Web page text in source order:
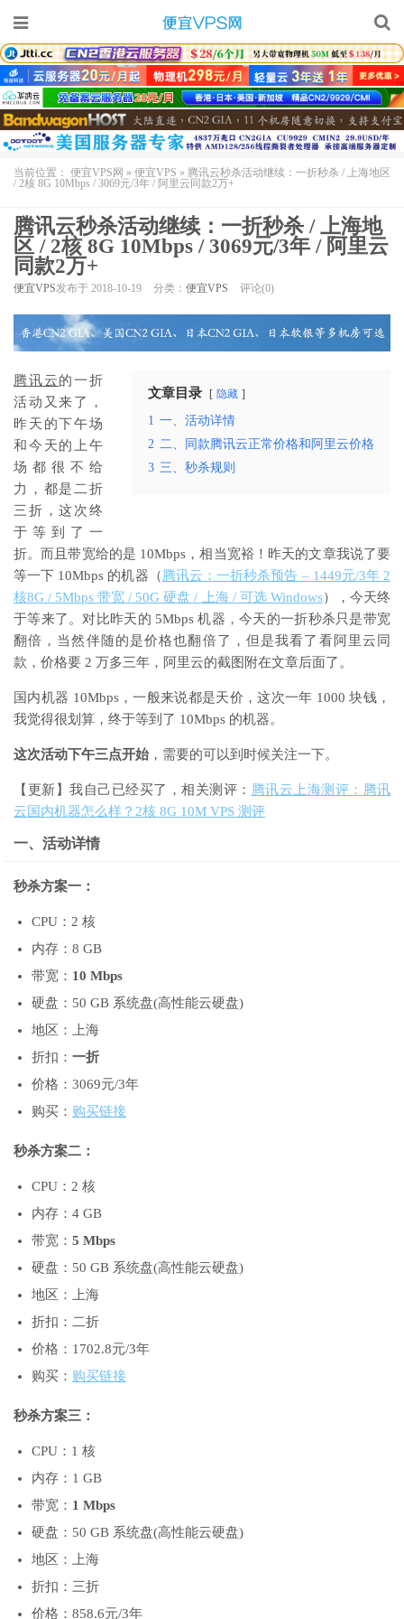
当前位置： 便宜VPS网 » 便宜VPS » 腾讯云秒杀活动继续：一折秒杀 / 上海地区
/ 2核 8G 10Mbps / 3069元/3年 / 阿里云同款2万+
腾讯云秒杀活动继续：一折秒杀 / 上海地
区 / 2核 8G 10Mbps / 3069元/3年 / 阿里云
同款2万+
便宜VPS发布于 2018-10-19 分类： 便宜VPS 评论(0)
文章目录 隐藏
1 一、活动详情
2 二、同款腾讯云正常价格和阿里云价格
3 三、秒杀规则
腾讯云的一折
活动又来了，
昨天的下午场
和今天的上午
场都很不给
力，都是二折
三折，这次终
于等到了一
折。而且带宽给的是 10Mbps，相当宽裕！昨天的文章我说了要
等一下 10Mbps 的机器（ 腾讯云：一折秒杀预告 – 1449元/3年 2
核8G / 5Mbps 带宽 / 50G 硬盘 / 上海 / 可选 Windows），今天终
于等来了。对比昨天的 5Mbps 机器，今天的一折秒杀只是带宽
翻倍，当然伴随的是价格也翻倍了，但是我看了看阿里云同
款，价格要 2 万多三年，阿里云的截图附在文章后面了。
国内机器 10Mbps，一般来说都是天价，这次一年 1000 块钱，
我觉得很划算，终于等到了 10Mbps 的机器。
这次活动下午三点开始 ，需要的可以到时候关注一下。
【更新】我自己已经买了，相关测评： 腾讯云上海测评：腾讯
云国内机器怎么样？2核 8G 10M VPS 测评
一、活动详情
秒杀方案一：
CPU：2 核
内存：8 GB
带宽： 10 Mbps
硬盘：50 GB 系统盘(高性能云硬盘)
地区：上海
折扣： 一折
价格：3069元/3年
购买： 购买链接
秒杀方案二：
CPU：2 核
内存：4 GB
带宽： 5 Mbps
硬盘：50 GB 系统盘(高性能云硬盘)
地区：上海
折扣：二折
价格：1702.8元/3年
购买： 购买链接
秒杀方案三：
CPU：1 核
内存：1 GB
带宽： 1 Mbps
硬盘：50 GB 系统盘(高性能云硬盘)
地区：上海
折扣：三折
价格：858.6元/3年